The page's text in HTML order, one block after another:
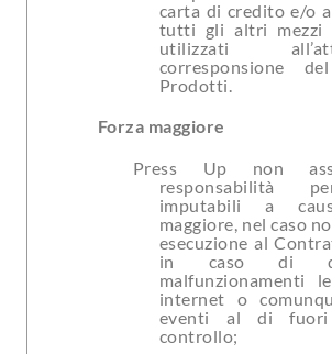
carta di credito e/o
tutti gli altri mezzi
utilizzati
corresponsione
Prodotti.
Forza maggiore
Press Up non assume alcuna
responsabilità
imputabili a
maggiore, nel caso
esecuzione al
in caso di
malfunzionamenti
internet o
eventi al di
controllo;